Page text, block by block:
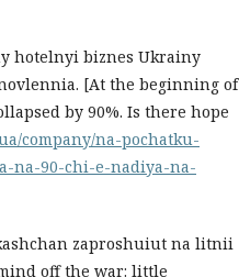
hotelnyi biznes Ukrainy
[At the beginning of
by 90%. Is there hope
company/na-pochatku-
na-90-chi-e-nadiya-na-
zaproshuiut na litnii
off the war: little